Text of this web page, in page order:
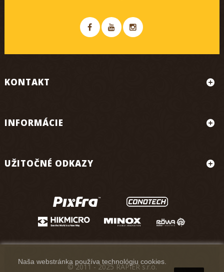
KONTAKT
INFORMÁCIE
UŽITOČNÉ ODKAZY
Naša webstránka používa technológiu cookies.
© 2011 - 2025 RAPIER s.r.o.